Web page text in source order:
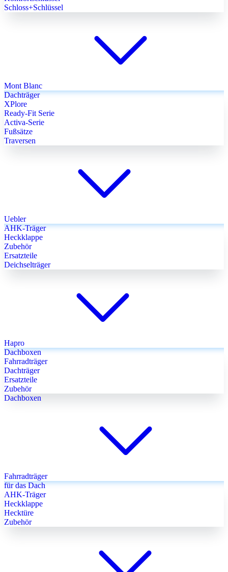
Schloss+Schlüssel
Mont Blanc
Dachträger
XPlore
Ready-Fit Serie
Activa-Serie
Fußsätze
Traversen
Uebler
AHK-Träger
Heckklappe
Zubehör
Ersatzteile
Deichselträger
Hapro
Dachboxen
Fahrradträger
Dachträger
Ersatzteile
Zubehör
Dachboxen
Fahrradträger
für das Dach
AHK-Träger
Heckklappe
Hecktüre
Zubehör